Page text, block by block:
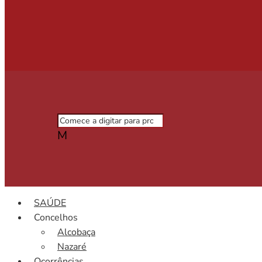
M
SAÚDE
Concelhos
Alcobaça
Nazaré